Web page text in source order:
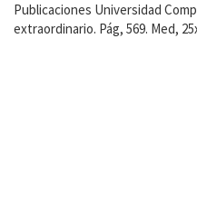
Publicaciones Universidad
extraordinario. Pág, 569. Med,